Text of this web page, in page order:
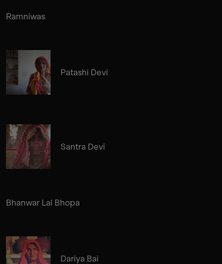
Ramniwas
Patashi Devi
Santra Devi
Bhanwar Lal Bhopa
Dariya Bai